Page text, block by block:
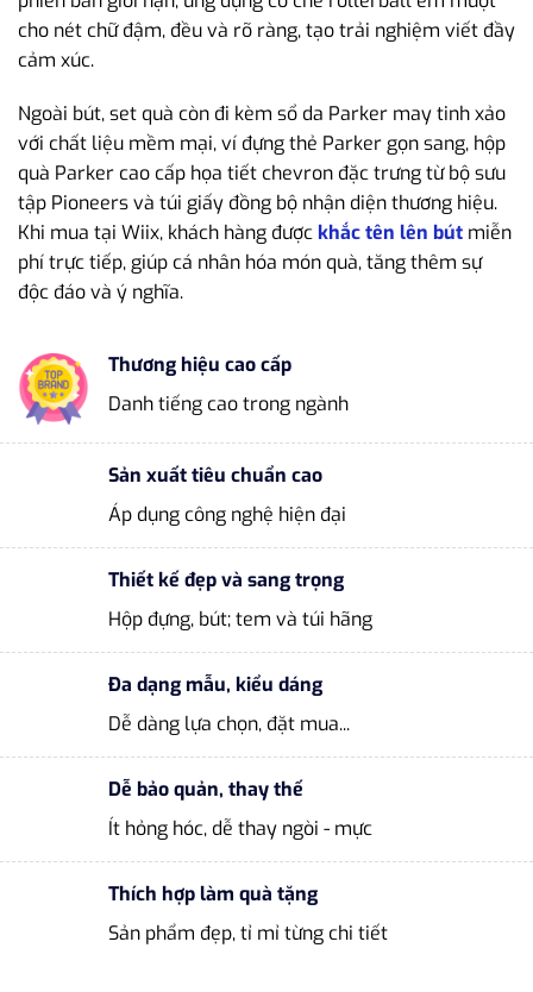
cho nét chữ đậm, đều và rõ ràng, tạo trải nghiệm viết đầy
cảm xúc.
Ngoài bút, set quà còn đi kèm sổ da Parker may tinh xảo
với chất liệu mềm mại, ví đựng thẻ Parker gọn sang, hộp
quà Parker cao cấp họa tiết chevron đặc trưng từ bộ sưu
tập Pioneers và túi giấy đồng bộ nhận diện thương hiệu.
Khi mua tại Wiix, khách hàng được khắc tên lên bút miễn
phí trực tiếp, giúp cá nhân hóa món quà, tăng thêm sự
độc đáo và ý nghĩa.
Thương hiệu cao cấp
Danh tiếng cao trong ngành
Sản xuất tiêu chuẩn cao
Áp dụng công nghệ hiện đại
Thiết kế đẹp và sang trọng
Hộp đựng, bút; tem và túi hãng
Đa dạng mẫu, kiểu dáng
Dễ dàng lựa chọn, đặt mua...
Dễ bảo quản, thay thế
Ít hỏng hóc, dễ thay ngòi - mực
Thích hợp làm quà tặng
Sản phẩm đẹp, tỉ mỉ từng chi tiết